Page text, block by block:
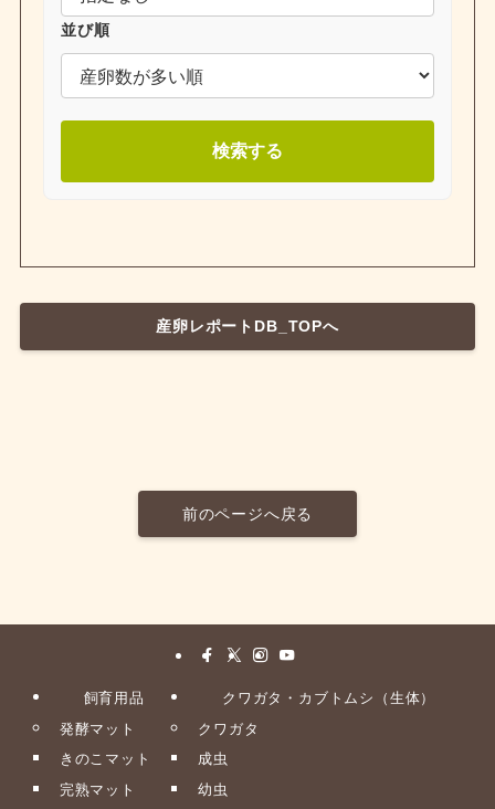
並び順
検索する
産卵レポートDB_TOPへ
前のページへ戻る
飼育用品
発酵マット
きのこマット
完熟マット
クワガタ・カブトムシ（生体）
クワガタ
成虫
幼虫